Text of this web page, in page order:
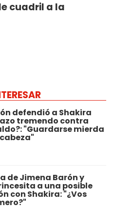
cuadril a la
defendió a Shakira
tremendo contra
"Guardarse mierda
de Jimena Barón y
a una posible
con Shakira: "¿Vos